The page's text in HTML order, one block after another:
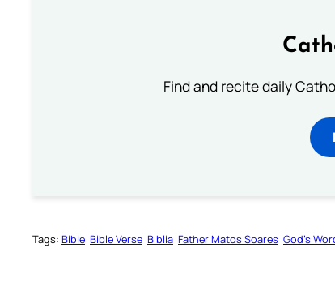
Find and recite daily
Tags: Bible Bible Verse Biblia Father Matos Soares God’s